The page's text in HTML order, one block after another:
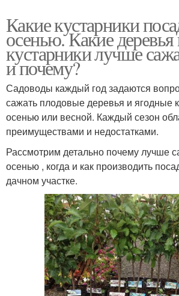
Какие кустарники
осенью. Какие деревья
кустарники лучше
и почему?
Садоводы каждый год задаются
сажать плодовые деревья и ягодные
осенью или весной. Каждый сезон
преимуществами и недостатками.
Рассмотрим детально почему лучше
осенью , когда и как производить
дачном участке.